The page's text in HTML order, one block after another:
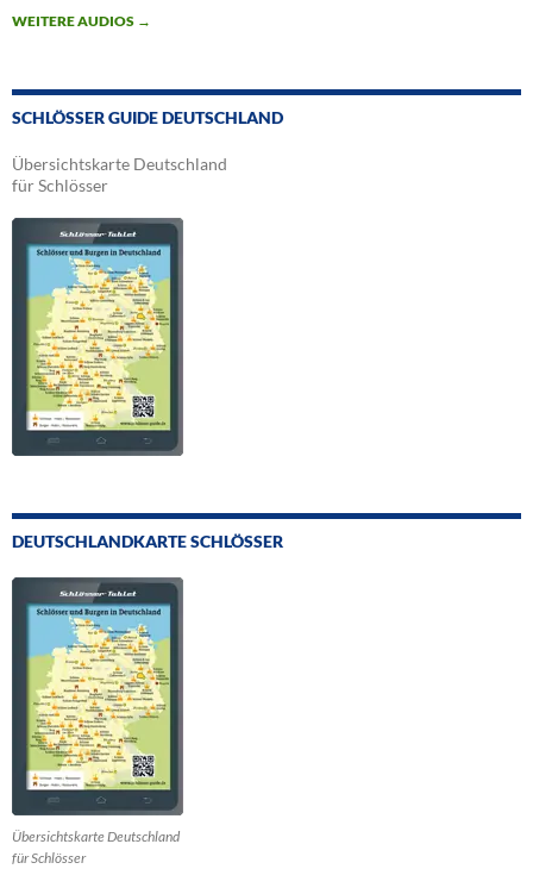
WEITERE AUDIOS →
SCHLÖSSER GUIDE DEUTSCHLAND
Übersichtskarte Deutschland
für Schlösser
DEUTSCHLANDKARTE SCHLÖSSER
Übersichtskarte Deutschland
für Schlösser